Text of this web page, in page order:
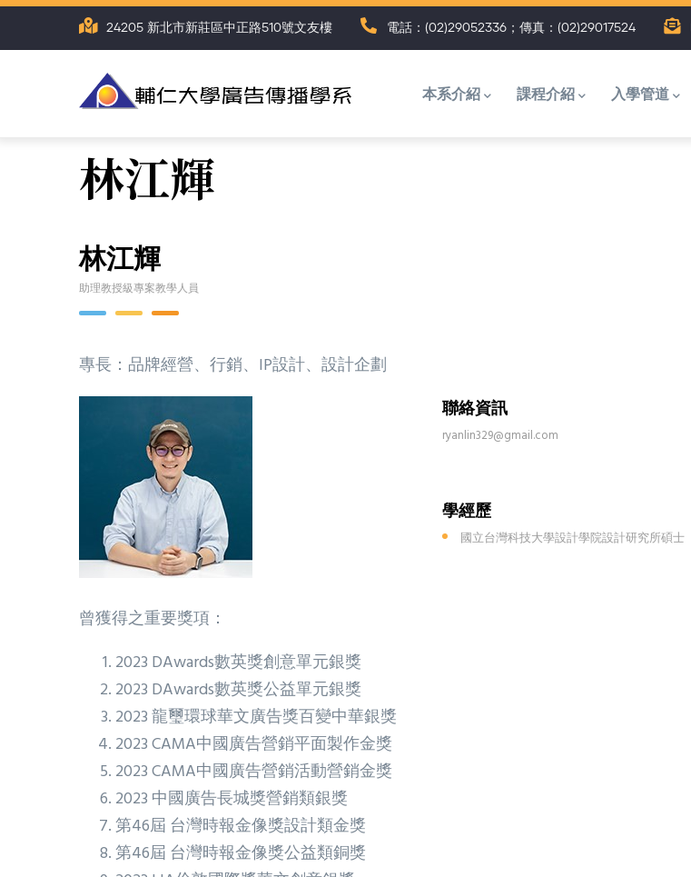
移
24205 新北市新莊區中正路510號文友樓 電話：(02)29052336；傳真：(02)29017524
選
單
本系介紹 課程介紹 入學管道
林江輝
林江輝
助理教授級專案教學人員
專長：品牌經營、行銷、IP設計、設計企劃
聯絡資訊
ryanlin329@gmail.com
學經歷
國立台灣科技大學設計學院設計研究所碩士
曾獲得之重要獎項：
2023 DAwards數英獎創意單元銀獎
2023 DAwards數英獎公益單元銀獎
2023 龍璽環球華文廣告獎百變中華銀獎
2023 CAMA中國廣告營銷平面製作金獎
2023 CAMA中國廣告營銷活動營銷金獎
2023 中國廣告長城獎營銷類銀獎
第46屆 台灣時報金像獎設計類金獎
第46屆 台灣時報金像獎公益類銅獎